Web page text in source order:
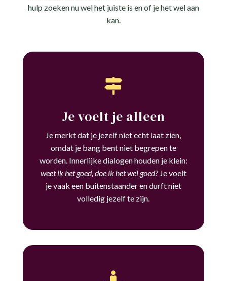
hulp zoeken nu wel het juiste is en of je het wel aan
kan.

Je voelt je alleen
Je merkt dat je jezelf niet echt laat zien,
omdat je bang bent niet begrepen te
worden. Innerlijke dialogen houden je klein:
weet ik het goed, doe ik het wel goed?Je voelt
je vaak een buitenstaander en durft niet
volledig jezelf te zijn.